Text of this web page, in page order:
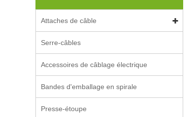
Attaches de câble
Serre-câbles
Accessoires de câblage électrique
Bandes d'emballage en spirale
Presse-étoupe